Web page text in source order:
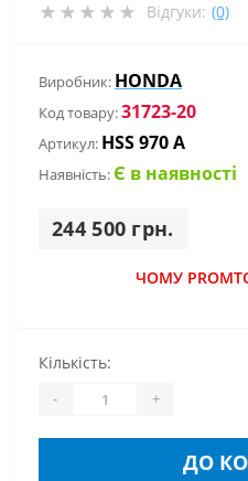
Відгуки: (0)
Виробник: HONDA
Код товару:31723-20
Артикул: HSS 970 A
Наявність: Є в наявності
244 500 грн.
ЧОМУ
Кількість:
- +
ДО